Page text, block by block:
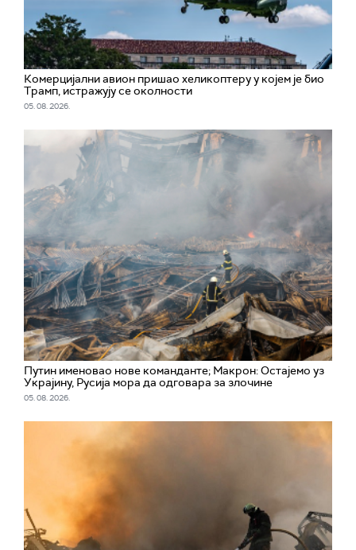
Комерцијални авион пришао хеликоптеру у којем је био
Трамп, истражују се околности
05. 08. 2026.
Путин именовао нове команданте; Макрон: Остајемо уз
Украјину, Русија мора да одговара за злочине
05. 08. 2026.